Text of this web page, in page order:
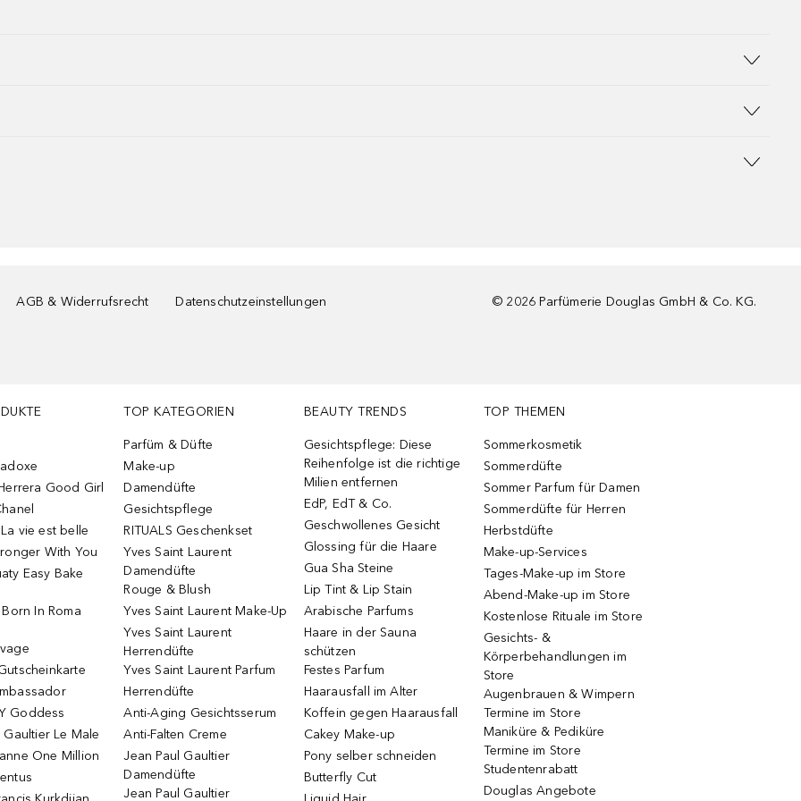
AGB & Widerrufsrecht Datenschutzeinstellungen © 2026 Parfümerie Douglas GmbH & Co. KG.
Good Girl
vie est belle
With You
Easy Bake
In Roma
Goddess
Gaultier Le Male
One Million
TOP KATEGORIEN
Parfüm & Düfte
Make-up
Damendüfte
Gesichtspflege
RITUALS Geschenkset
Yves Saint Laurent
Damendüfte
Rouge & Blush
Yves Saint Laurent Make-Up
Yves Saint Laurent
Herrendüfte
Yves Saint Laurent Parfum
Herrendüfte
Anti-Aging Gesichtsserum
Anti-Falten Creme
Jean Paul Gaultier
Damendüfte
Jean Paul Gaultier
BEAUTY TRENDS
Gesichtspflege: Diese
Reihenfolge ist die richtige
Milien entfernen
EdP, EdT & Co.
Geschwollenes Gesicht
Glossing für die Haare
Gua Sha Steine
Lip Tint & Lip Stain
Arabische Parfums
Haare in der Sauna
schützen
Festes Parfum
Haarausfall im Alter
Koffein gegen Haarausfall
Cakey Make-up
Pony selber schneiden
Butterfly Cut
TOP THEMEN
Sommerkosmetik
Sommerdüfte
Sommer Parfum für Damen
Sommerdüfte für Herren
Herbstdüfte
Make-up-Services
Tages-Make-up im Store
Abend-Make-up im Store
Kostenlose Rituale im Store
Gesichts- &
Körperbehandlungen im
Store
Augenbrauen & Wimpern
Termine im Store
Maniküre & Pediküre
Termine im Store
Studentenrabatt
Douglas Angebote